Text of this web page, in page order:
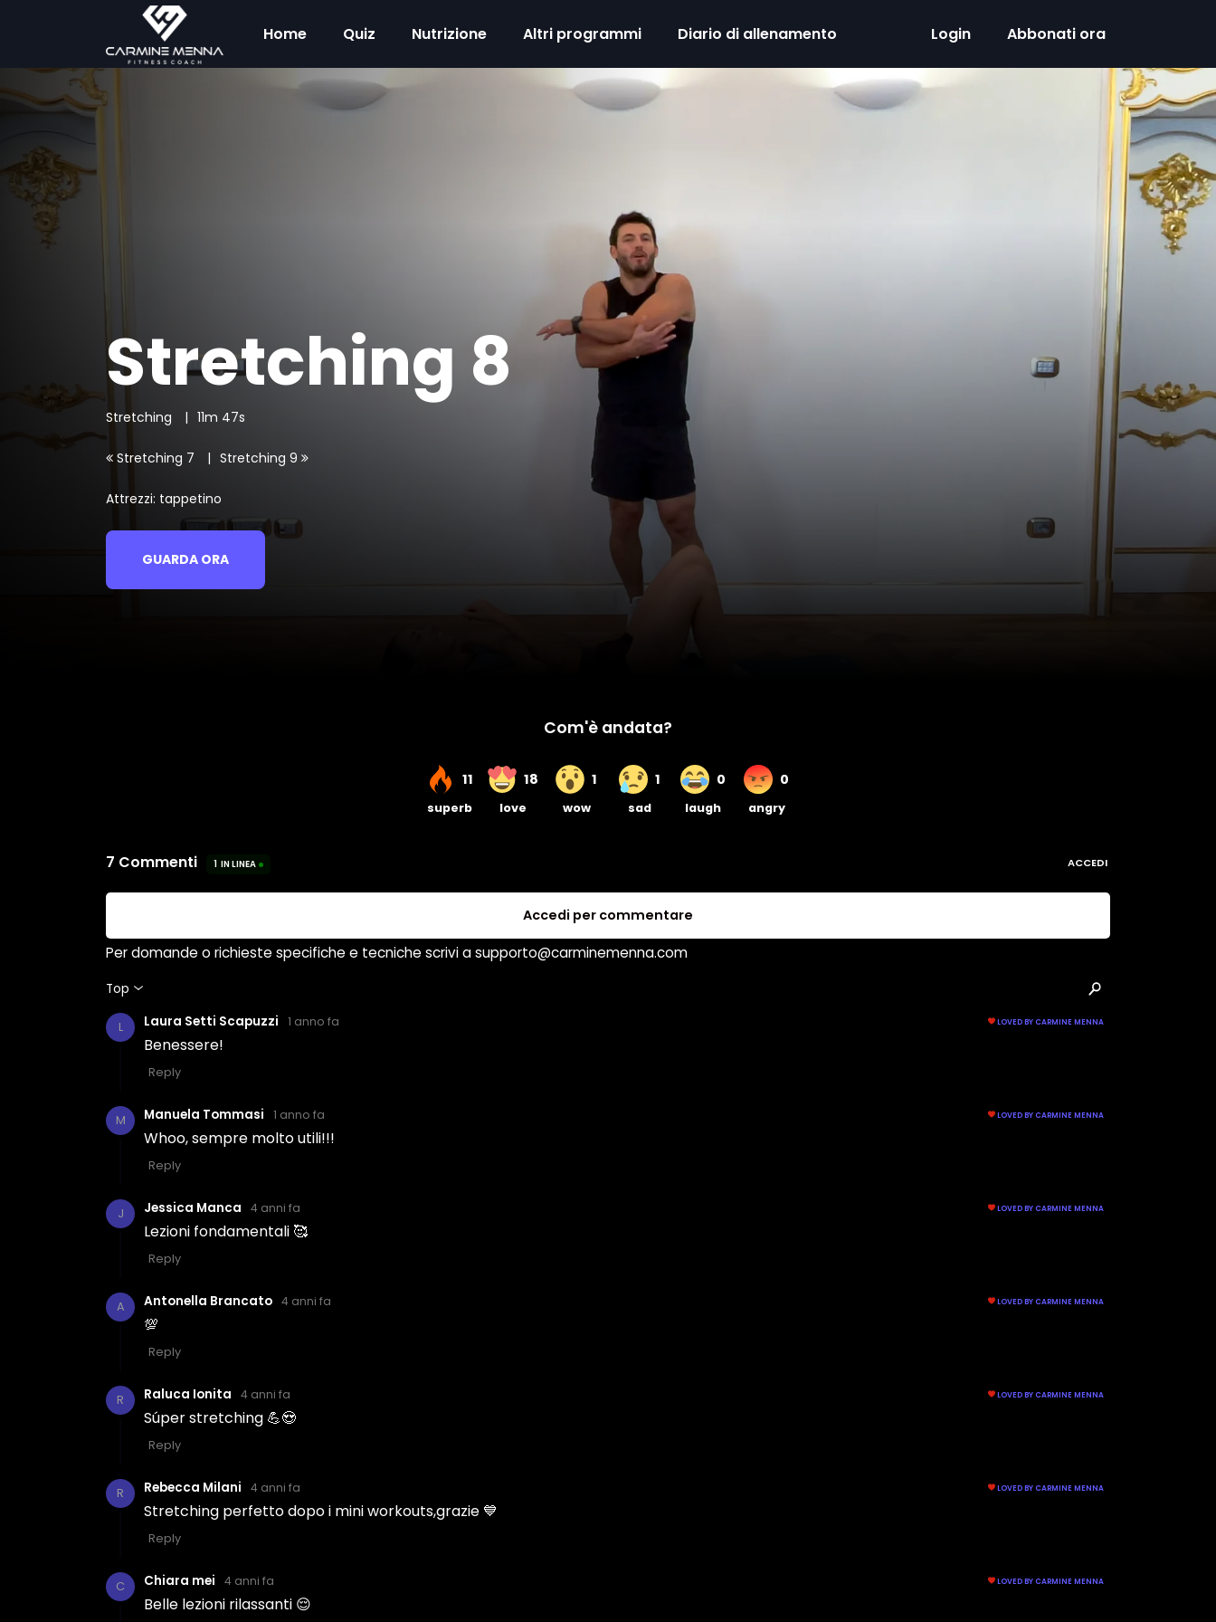
Home Quiz Nutrizione Altri programmi Diario di allenamento Login Abbonati ora
Stretching 8
Stretching 11m 47s
Stretching 7 Stretching 9
Attrezzi: tappetino
GUARDA ORA